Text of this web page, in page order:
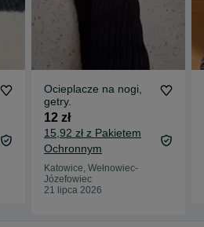
Ocieplacze na nogi,
getry.
12 zł
15,92 zł z Pakietem
Ochronnym
Katowice, Wełnowiec-
Józefowiec
21 lipca 2026